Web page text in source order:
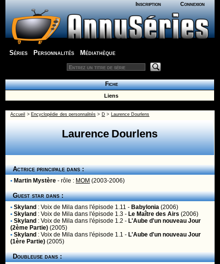
Inscription Connexion
Séries Personnalités Médiathèque
Fiche
Liens
Accueil > Encyclopédie des personnalités > D > Laurence Dourlens
Laurence Dourlens
Actrice principale dans :
• Martin Mystère - rôle : MOM (2003-2006)
Guest star dans :
• Skyland :Voix de Mila dans l'épisode 1.11 - Babylonia (2006)
• Skyland :Voix de Mila dans l'épisode 1.3 - Le Maître des Airs (2006)
• Skyland :Voix de Mila dans l'épisode 1.2 - L'Aube d'un nouveau Jour
(2ème Partie) (2005)
• Skyland :Voix de Mila dans l'épisode 1.1 - L'Aube d'un nouveau Jour
(1ère Partie) (2005)
Doubleuse dans :